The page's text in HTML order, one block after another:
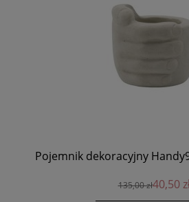
Pojemnik dekoracyjny
135,00 zł40,50